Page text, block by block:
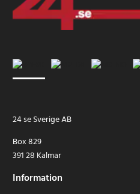
24 se Sverige AB
Box 829
391 28 Kalmar
Information